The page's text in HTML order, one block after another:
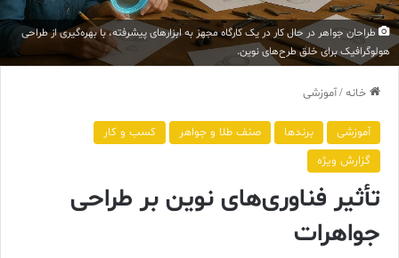
طراحان جواهر در حال کار در یک کارگاه مجهز به ابزارهای پیشرفته، با بهره‌گیری از طراحی
هولوگرافیک برای خلق طرح‌های نوین.
خانه/آموزشی
آموزشی برندها صنف طلا و جواهر
کسب و کار
گزارش ویژه
تأثیر فناوری‌های نوین بر طراحی
جواهرات